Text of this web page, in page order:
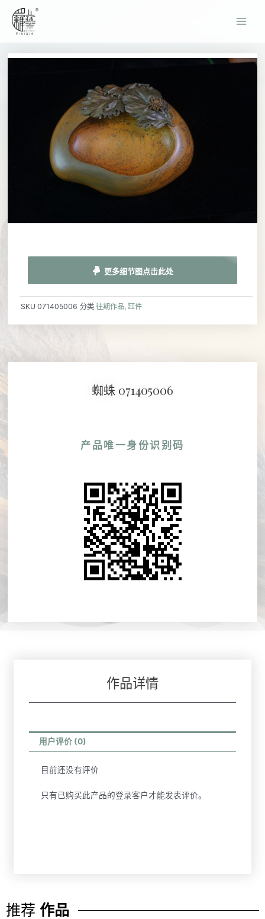
更多细节图点击此处
SKU 071405006 分类 往期作品,缸件
蜘蛛 071405006
产品唯一身份识别码
作品详情
用户评价 (0)
目前还没有评价
只有已购买此产品的登录客户才能发表评价。
推荐 作品